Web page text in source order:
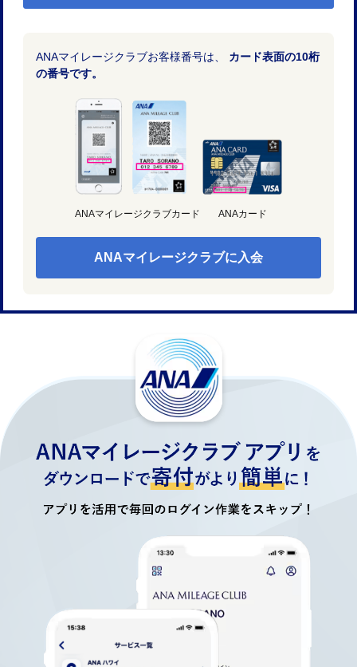
ANAマイレージクラブお客様番号は、 カード表面の10桁
の番号です。
ANAマイレージクラブカード ANAカード
ANAマイレージクラブに入会